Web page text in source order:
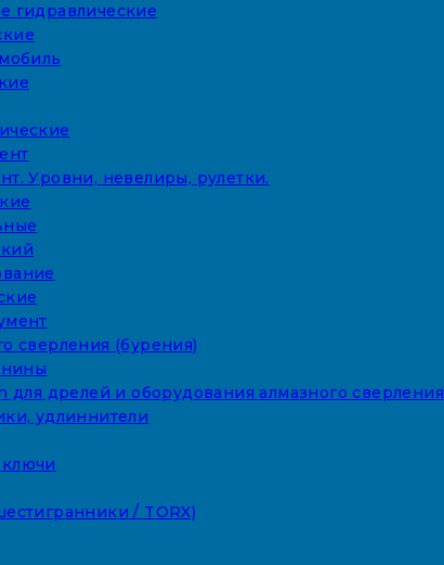
гидравлические
Уровни, невелиры, рулетки.
сверления (бурения)
для дрелей и оборудования алмазного сверления
удлиннители
/ TORX)